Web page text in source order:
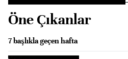
Öne Çıkanlar
7 başlıkla geçen hafta